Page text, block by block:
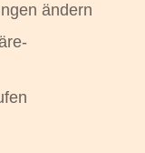
ändern